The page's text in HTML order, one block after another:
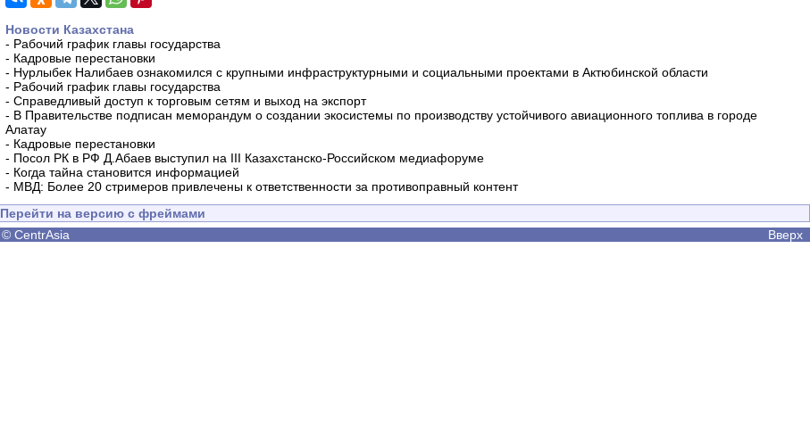
Новости Казахстана
- Рабочий график главы государства
- Кадровые перестановки
- Нурлыбек Налибаев ознакомился с крупными инфраструктурными и социальными проектами в Актюбинской области
- Рабочий график главы государства
- Справедливый доступ к торговым сетям и выход на экспорт
- В Правительстве подписан меморандум о создании экосистемы по производству устойчивого авиационного топлива в городе
Алатау
- Кадровые перестановки
- Посол РК в РФ Д.Абаев выступил на III Казахстанско-Российском медиафоруме
- Когда тайна становится информацией
- МВД: Более 20 стримеров привлечены к ответственности за противоправный контент
Перейти на версию с фреймами
© CentrAsia Вверх